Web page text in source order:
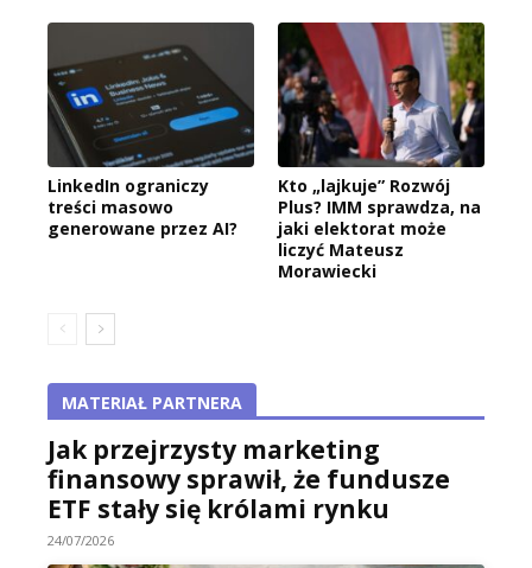
LinkedIn ograniczy
treści masowo
generowane przez AI?
Kto „lajkuje” Rozwój
Plus? IMM sprawdza, na
jaki elektorat może
liczyć Mateusz
Morawiecki
MATERIAŁ PARTNERA
Jak przejrzysty marketing
finansowy sprawił, że fundusze
ETF stały się królami rynku
24/07/2026